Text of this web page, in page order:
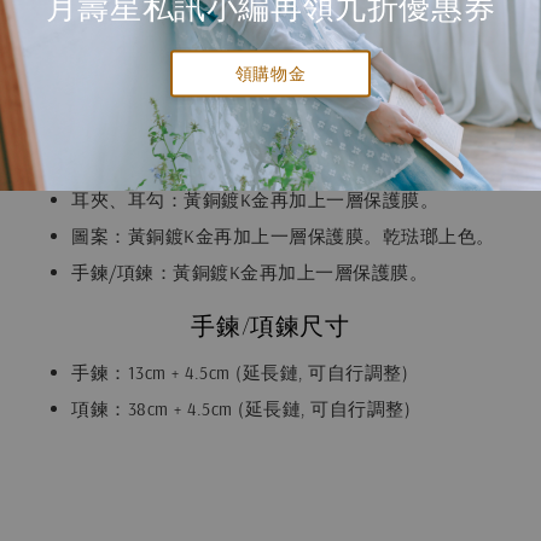
領購物金
飾品材質
耳針：低敏鋼針。
耳夾、耳勾：黃銅鍍K金再加上一層保護膜。
圖案：黃銅鍍K金再加上一層保護膜。乾琺瑯上色。
手鍊/項鍊：黃銅鍍K金再加上一層保護膜。
手鍊/項鍊尺寸
手鍊：13cm + 4.5cm (延長鏈, 可自行調整)
項鍊：38cm + 4.5cm (延長鏈, 可自行調整)